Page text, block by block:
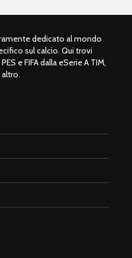
dedicato al mondo
sul calcio. Qui trovi
e FIFA dalla eSerie A TIM,